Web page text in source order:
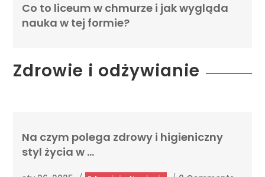
Co to liceum w chmurze i jak wygląda
nauka w tej formie?
Zdrowie i odżywianie
Na czym polega zdrowy i higieniczny
styl życia w …